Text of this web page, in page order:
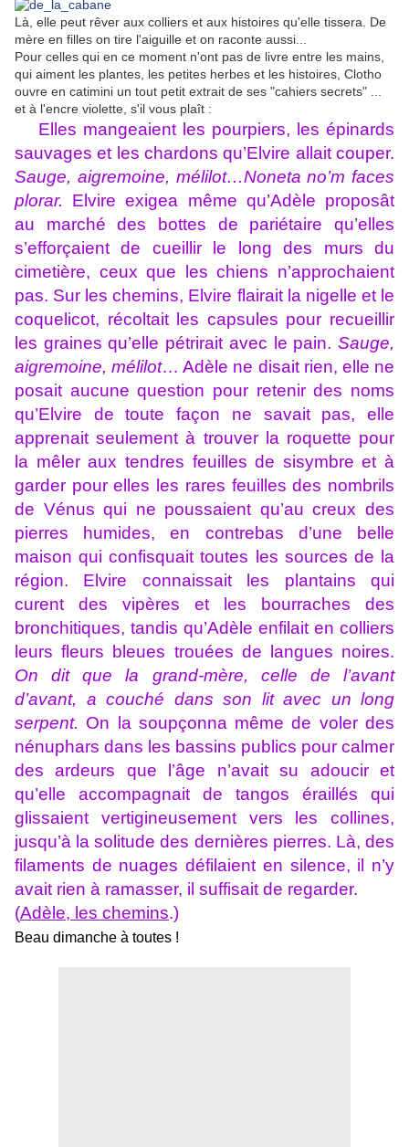
Là, elle peut rêver aux colliers et aux histoires qu'elle tissera. De
mère en filles on tire l'aiguille et on raconte aussi...
Pour celles qui en ce moment n'ont pas de livre entre les mains,
qui aiment les plantes, les petites herbes et les histoires, Clotho
ouvre en catimini un tout petit extrait de ses "cahiers secrets" ...
et à l'encre violette, s'il vous plaît :
Elles mangeaient les pourpiers, les épinards
sauvages et les chardons qu’Elvire allait couper.
Sauge, aigremoine, mélilot…Noneta no’m faces
plorar. Elvire exigea même qu’Adèle proposât
au marché des bottes de pariétaire qu’elles
s’efforçaient de cueillir le long des murs du
cimetière, ceux que les chiens n’approchaient
pas. Sur les chemins, Elvire flairait la nigelle et le
coquelicot, récoltait les capsules pour recueillir
les graines qu’elle pétrirait avec le pain. Sauge,
aigremoine, mélilot… Adèle ne disait rien, elle ne
posait aucune question pour retenir des noms
qu’Elvire de toute façon ne savait pas, elle
apprenait seulement à trouver la roquette pour
la mêler aux tendres feuilles de sisymbre et à
garder pour elles les rares feuilles des nombrils
de Vénus qui ne poussaient qu’au creux des
pierres humides, en contrebas d’une belle
maison qui confisquait toutes les sources de la
région. Elvire connaissait les plantains qui
curent des vipères et les bourraches des
bronchitiques, tandis qu’Adèle enfilait en colliers
leurs fleurs bleues trouées de langues noires.
On dit que la grand-mère, celle de l’avant
d’avant, a couché dans son lit avec un long
serpent. On la soupçonna même de voler des
nénuphars dans les bassins publics pour calmer
des ardeurs que l’âge n’avait su adoucir et
qu’elle accompagnait de tangos éraillés qui
glissaient vertigineusement vers les collines,
jusqu’à la solitude des dernières pierres. Là, des
filaments de nuages défilaient en silence, il n’y
avait rien à ramasser, il suffisait de regarder.
(Adèle, les chemins.)
Beau dimanche à toutes !